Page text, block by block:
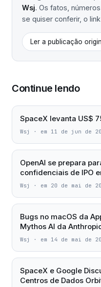
Wsj. Os fatos,
se quiser conferir, o
Ler a publicação
Continue lendo
SpaceX levanta US$
Wsj · em 11 de jun de
OpenAI se prepara
confidenciais de IPO
Wsj · em 20 de mai de
Bugs no macOS da
Mythos AI da
Wsj · em 14 de mai de
SpaceX e Google
Centros de Dados